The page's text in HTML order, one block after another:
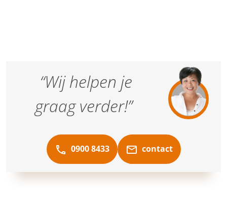
“Wij helpen je
graag verder!”
0900 8433 contact